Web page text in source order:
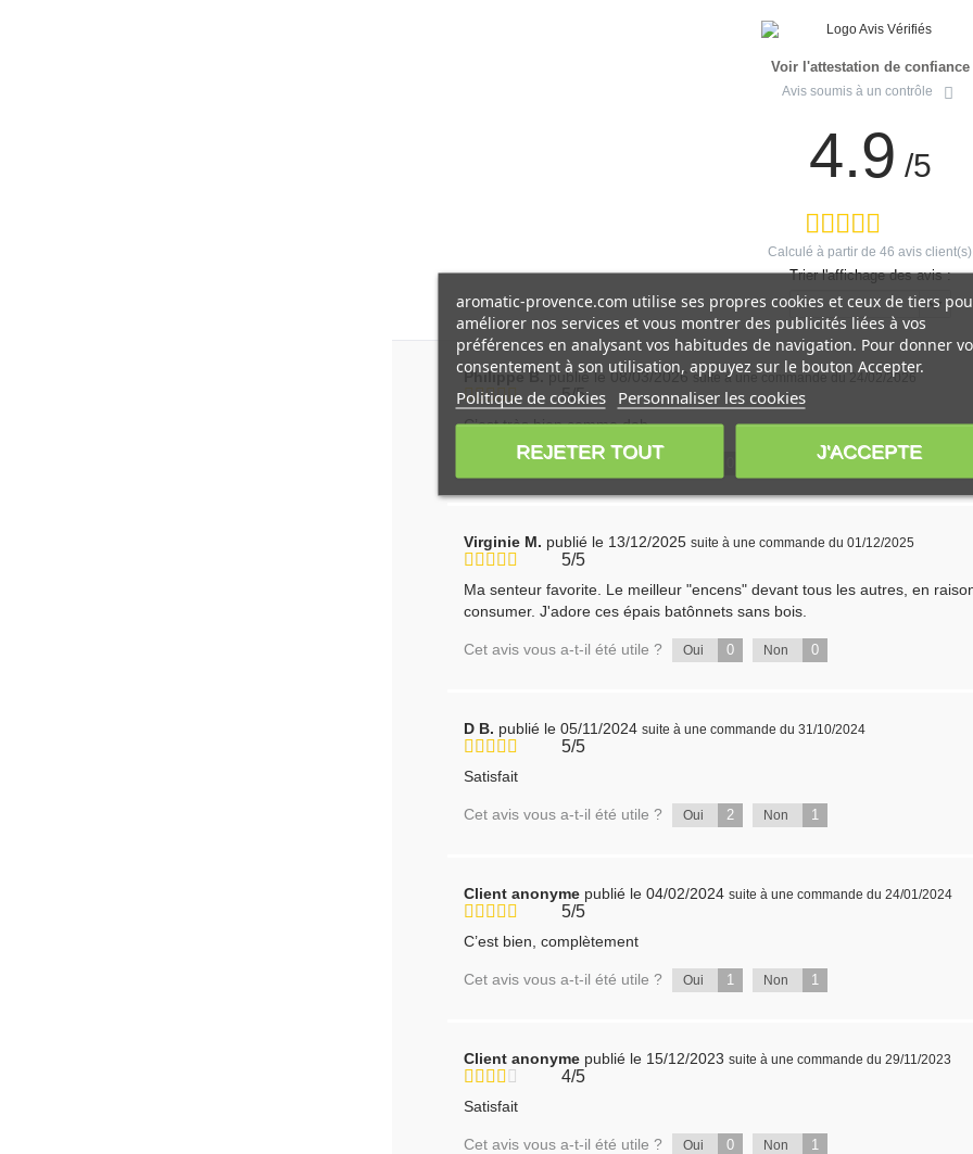
Voir l'attestation de confiance
Avis soumis à un contrôle
4.9 /5
Calculé à partir de46 avis client(s)
Trier l'affichage des avis :
---
Philippe B.publié le 08/03/2026 suite à une commande du 24/02/2026
5/5
C’est très bien comme dab
Cet avis vous a-t-il été utile ? 1
Virginie M. publié le 13/12/2025 suite à une commande du 01/12/2025
5/5
Ma senteur favorite. Le meilleur "encens" devant tous les autres, en
consumer. J'adore ces épais batônnets sans bois.
Cet avis vous a-t-il été utile ? Oui 0 Non 0
D B. publié le 05/11/2024 suite à une commande du 31/10/2024
5/5
Satisfait
Cet avis vous a-t-il été utile ? Oui 2 Non 1
Client anonyme publié le 04/02/2024 suite à une commande du 24/01/2024
5/5
C’est bien, complètement
Cet avis vous a-t-il été utile ? Oui 1 Non 1
Client anonyme publié le 15/12/2023 suite à une commande du 29/11/2023
4/5
Satisfait
Cet avis vous a-t-il été utile ? Oui 0 Non 1
aromatic-provence.com utilise ses propres cookies et ceux de tiers
améliorer nos services et vous montrer des publicités liées à vos
préférences en analysant vos habitudes de navigation. Pour donner
consentement à son utilisation, appuyez sur le bouton Accepter.
Politique de cookies Personnaliser les cookies
REJETER TOUT J'ACCEPTE